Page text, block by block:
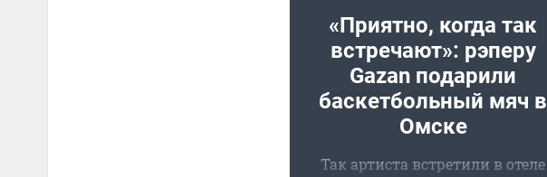
«Приятно, когда так
встречают»: рэперу
Gazan подарили
баскетбольный мяч в
Омске
Так артиста встретили в отеле